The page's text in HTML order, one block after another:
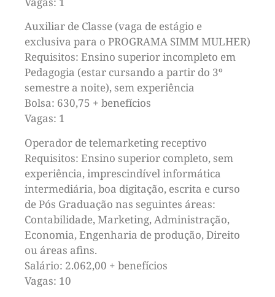
Auxiliar de Classe (vaga de estágio e
exclusiva para o PROGRAMA SIMM MULHER)
Requisitos: Ensino superior incompleto em
Pedagogia (estar cursando a partir do 3º
semestre a noite), sem experiência
Bolsa: 630,75 + benefícios
Vagas: 1
Operador de telemarketing receptivo
Requisitos: Ensino superior completo, sem
experiência, imprescindível informática
intermediária, boa digitação, escrita e curso
de Pós Graduação nas seguintes áreas:
Contabilidade, Marketing, Administração,
Economia, Engenharia de produção, Direito
ou áreas afins.
Salário: 2.062,00 + benefícios
Vagas: 10